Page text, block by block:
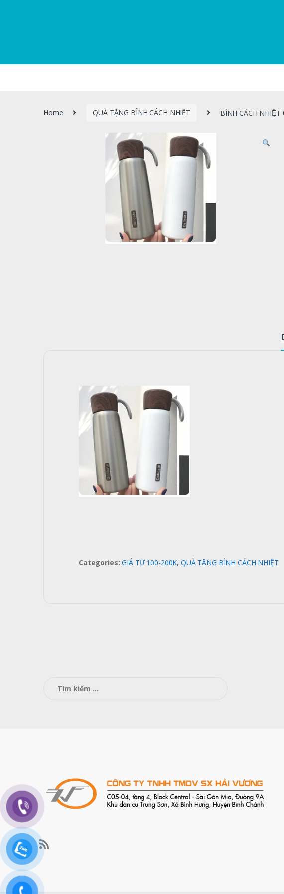
Home QUÀ TẶNG BÌNH CÁCH NHIỆT BÌNH CÁCH NHIỆT
Categories:GIÁ TỪ 100-200K, QUÀ TẶNG BÌNH CÁCH NHIỆT
kiếm